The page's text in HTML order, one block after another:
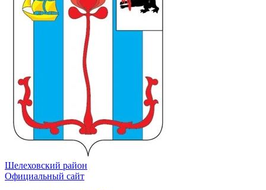
Шелеховский район
Официальный сайт